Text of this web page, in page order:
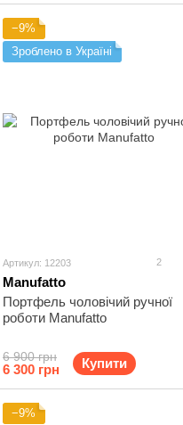
−9%
Зроблено в Україні
Артикул: 12203 2
Manufatto
Портфель чоловічий ручної
роботи Manufatto
6 900 грн
6 300 грн Купити
−9%